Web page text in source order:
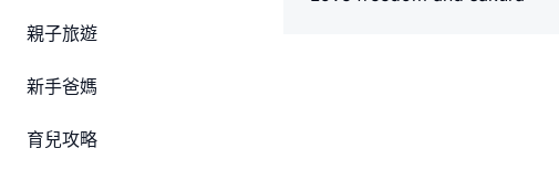
親子旅遊
新手爸媽
育兒攻略